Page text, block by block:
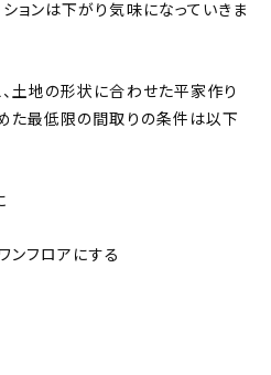
ョンは下がり気味になっていきま
土地の形状に合わせた平家作り
た最低限の間取りの条件は以下
ンフロアにする